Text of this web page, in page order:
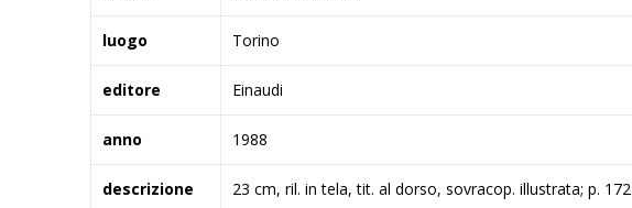
luogo Torino
editore Einaudi
anno 1988
descrizione 23 cm, ril. in tela, tit. al dorso, sovracop. illustrata; p. 172